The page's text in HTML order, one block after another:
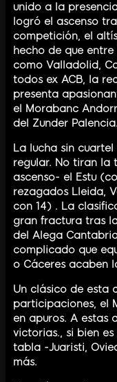
unido a la
logró el ascenso
competición, el
hecho de que
como Valladolid,
todos ex ACB, la
presenta
el Morabanc
del Zunder Palencia.
La lucha sin
regular. No tiran
ascenso- el Estu
rezagados Lleida,
con 14) . La
gran fractura tras
del Alega
complicado que
o Cáceres acaben
Un clásico de esta
participaciones, el
en apuros. A estas
victorias., si bien
tabla -Juaristi,
más.